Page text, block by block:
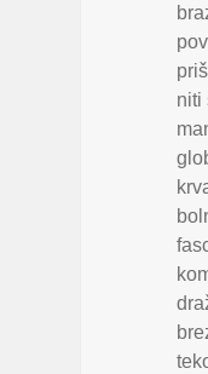
niti